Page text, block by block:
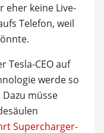
eher keine Live-
Telefon, weil
Tesla-CEO auf
werde so
müsse
Supercharger-